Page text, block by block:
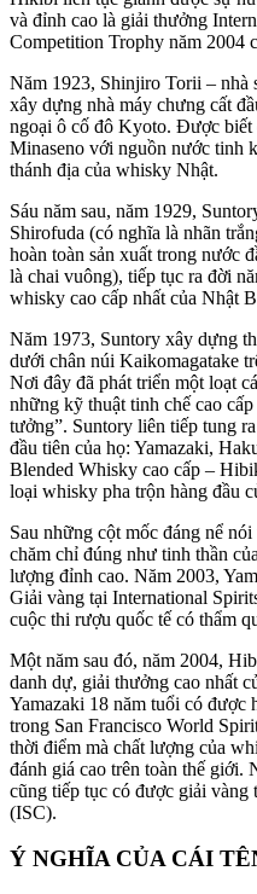
và đỉnh cao là giải thưởng
Competition Trophy năm 2004
Năm 1923, Shinjiro Torii – nhà
xây dựng nhà máy chưng cất
ngoại ô cố đô Kyoto. Được biết
Minaseno với nguồn nước tinh
thánh địa của whisky Nhật.
Sáu năm sau, năm 1929,
Shirofuda (có nghĩa là nhãn
hoàn toàn sản xuất trong nước
là chai vuông), tiếp tục ra đời
whisky cao cấp nhất của Nhật
Năm 1973, Suntory xây dựng
dưới chân núi Kaikomagatake
Nơi đây đã phát triển một loạt
những kỹ thuật tinh chế cao
tưởng”. Suntory liên tiếp tung
đầu tiên của họ: Yamazaki,
Blended Whisky cao cấp –
loại whisky pha trộn hàng đầu
Sau những cột mốc đáng nể
chăm chỉ đúng như tinh thần
lượng đỉnh cao. Năm 2003,
Giải vàng tại International
cuộc thi rượu quốc tế có thẩm
Một năm sau đó, năm 2004,
danh dự, giải thưởng cao nhất
Yamazaki 18 năm tuổi có được
trong San Francisco World
thời điểm mà chất lượng của
đánh giá cao trên toàn thế giới.
cũng tiếp tục có được giải vàng
(ISC).
Ý NGHĨA CỦA CÁI